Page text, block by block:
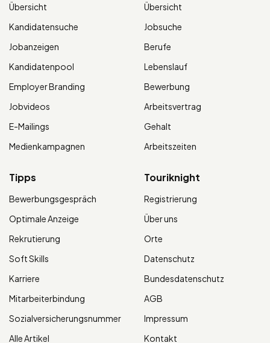
Übersicht
Kandidatensuche
Jobanzeigen
Kandidatenpool
Employer Branding
Jobvideos
E-Mailings
Medienkampagnen
Übersicht
Jobsuche
Berufe
Lebenslauf
Bewerbung
Arbeitsvertrag
Gehalt
Arbeitszeiten
Tipps
Bewerbungsgespräch
Optimale Anzeige
Rekrutierung
Soft Skills
Karriere
Mitarbeiterbindung
Sozialversicherungsnummer
Alle Artikel
Touriknight
Registrierung
Über uns
Orte
Datenschutz
Bundesdatenschutz
AGB
Impressum
Kontakt